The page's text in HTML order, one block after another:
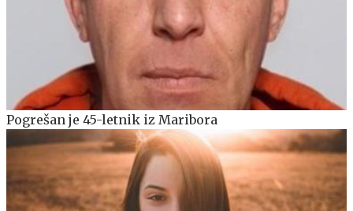
Pogrešan je 45-letnik iz Maribora